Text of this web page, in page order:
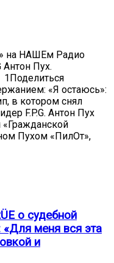
на НАШЕм Радио
Антон Пух.
«Я остаюсь»:
в котором снял
F.P.G. Антон Пух
«Гражданской
Пухом «ПилОт»,
о судебной
меня вся эта
и